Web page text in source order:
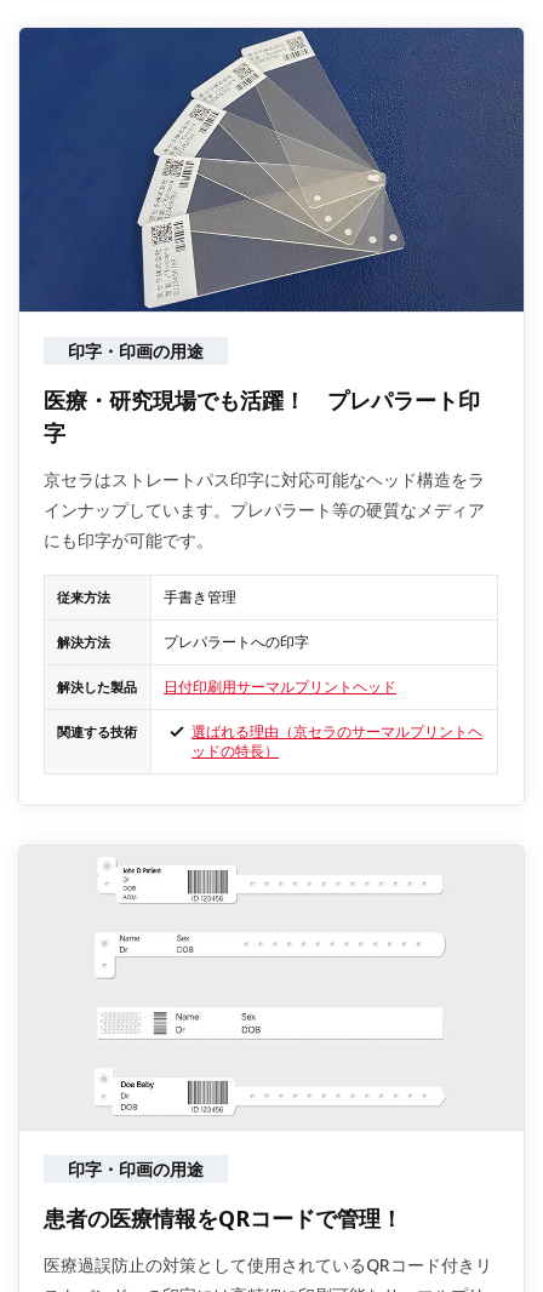
印字・印画の用途
医療・研究現場でも活躍！ プレパラート印
字
京セラはストレートパス印字に対応可能なヘッド構造をラ
インナップしています。プレパラート等の硬質なメディア
にも印字が可能です。
従来方法 手書き管理
解決方法 プレパラートへの印字
解決した製品 日付印刷用サーマルプリントヘッド
関連する技術
選ばれる理由（京セラのサーマルプリントヘ
ッドの特長）
印字・印画の用途
患者の医療情報をQRコードで管理！
医療過誤防止の対策として使用されているQRコード付きリ